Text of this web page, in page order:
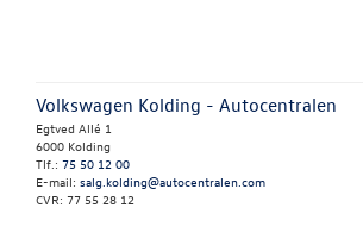
Volkswagen Kolding - Autocentralen
Egtved Allé 1
6000 Kolding
Tlf.: 75 50 12 00
E-mail: salg.kolding@autocentralen.com
CVR: 77 55 28 12